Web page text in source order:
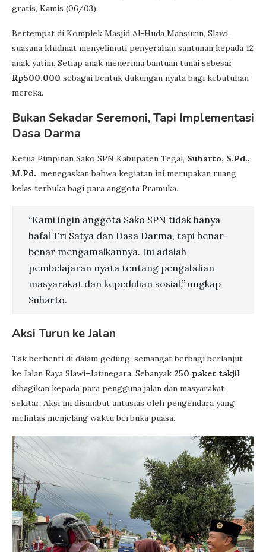
gratis, Kamis (06/03).
Bertempat di Komplek Masjid Al-Huda Mansurin, Slawi,
suasana khidmat menyelimuti penyerahan santunan kepada 12
anak yatim. Setiap anak menerima bantuan tunai sebesar
Rp500.000 sebagai bentuk dukungan nyata bagi kebutuhan
mereka.
Bukan Sekadar Seremoni, Tapi Implementasi
Dasa Darma
Ketua Pimpinan Sako SPN Kabupaten Tegal, Suharto, S.Pd.,
M.Pd., menegaskan bahwa kegiatan ini merupakan ruang
kelas terbuka bagi para anggota Pramuka.
“Kami ingin anggota Sako SPN tidak hanya
hafal Tri Satya dan Dasa Darma, tapi benar-
benar mengamalkannya. Ini adalah
pembelajaran nyata tentang pengabdian
masyarakat dan kepedulian sosial,” ungkap
Suharto.
Aksi Turun ke Jalan
Tak berhenti di dalam gedung, semangat berbagi berlanjut
ke Jalan Raya Slawi–Jatinegara. Sebanyak 250 paket takjil
dibagikan kepada para pengguna jalan dan masyarakat
sekitar. Aksi ini disambut antusias oleh pengendara yang
melintas menjelang waktu berbuka puasa.